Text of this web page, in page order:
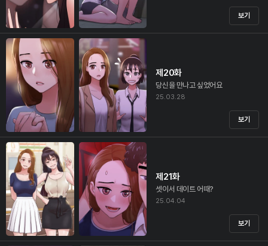
보기
제20화
당신을 만나고 싶었어요
25.03.28
보기
제21화
셋이서 데이트 어때?
25.04.04
보기